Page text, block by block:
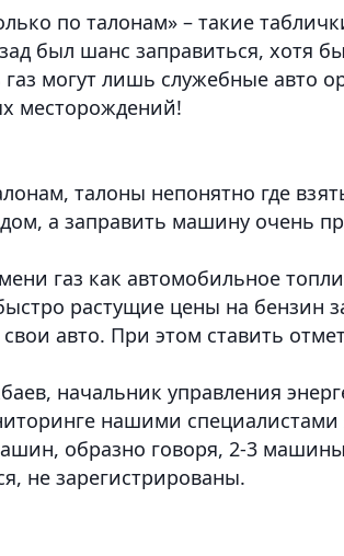
по талонам» – такие
был шанс заправиться, хотя
газ могут лишь служебные авто
месторождений!
талоны непонятно где
а заправить машину очень
газ как автомобильное
растущие цены на бензин
авто. При этом ставить
начальник управления
нашими
образно говоря, 2-3
не зарегистрированы.